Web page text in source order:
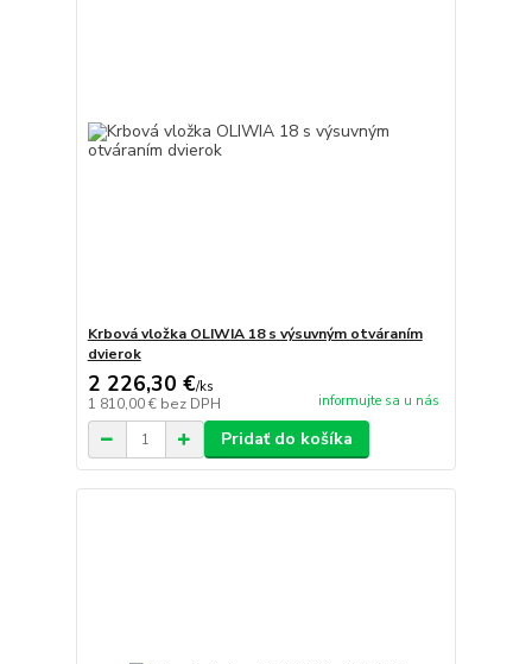
Krbová vložka OLIWIA 18 s výsuvným otváraním
dvierok
2 226,30 €/ks
1 810,00 € bez DPH informujte sa u nás
Pridať do košíka